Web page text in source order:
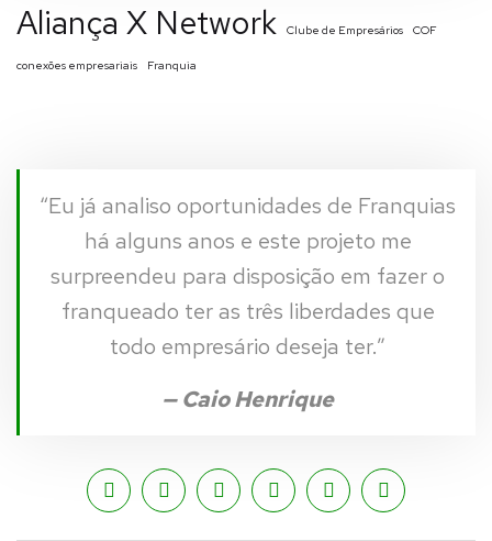
Aliança X Network Clube de Empresários COF
conexões empresariais Franquia
“Eu já analiso oportunidades de Franquias
há alguns anos e este projeto me
surpreendeu para disposição em fazer o
franqueado ter as três liberdades que
todo empresário deseja ter.”
— Caio Henrique